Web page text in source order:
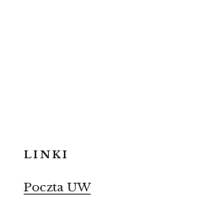
LINKI
Poczta UW